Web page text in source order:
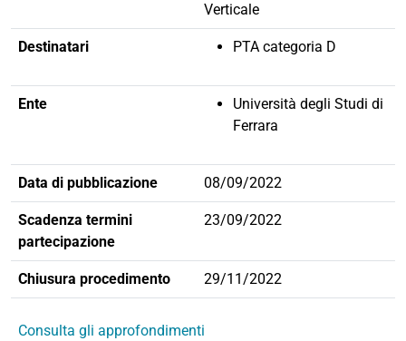
Verticale
Destinatari PTA categoria D
Ente
Università degli Studi di
Ferrara
Data di pubblicazione 08/09/2022
Scadenza termini
partecipazione
23/09/2022
Chiusura procedimento 29/11/2022
Consulta gli approfondimenti